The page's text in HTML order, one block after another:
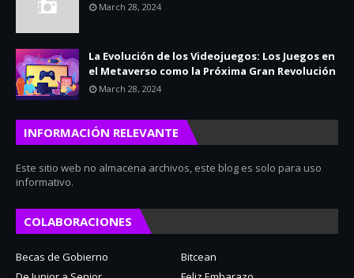
March 28, 2024
La Evolución de los Videojuegos: Los Juegos en
el Metaverso como la Próxima Gran Revolución
March 28, 2024
INFORMACIÓN RELEVANTE
Este sitio web no almacena archivos, este blog es solo para uso
informativo.
COLABORACIONES
Becas de Gobierno
Bitcean